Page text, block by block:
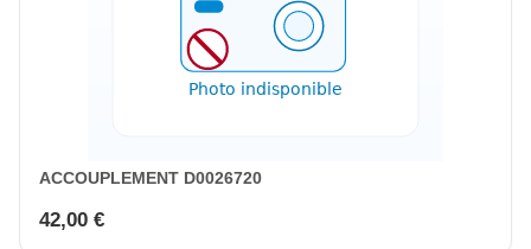
ACCOUPLEMENT D0026720
42,00 €